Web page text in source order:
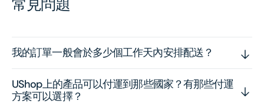
常見問題
我的訂單一般會於多少個工作天內安排配送？
UShop上的產品可以付運到那些國家？有那些付運
方案可以選擇？